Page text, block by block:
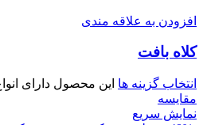
افزودن به علاقه مندی
کلاه بافت
انتخاب گزینه ها این محصول دارای
مقايسه
نمایش سریع